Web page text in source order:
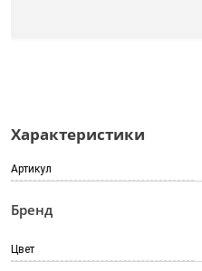
Характеристики
Артикул
Бренд
Цвет